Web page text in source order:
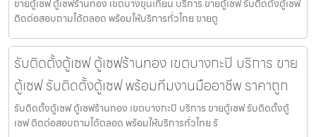
ขายตู้เซฟ ตู้เซฟร้านทอง เขตบางขุนเทียน บริการ ขายตู้เซฟ รับติดตั้งตู้เซฟ
ติดต่อสอบถามได้ตลอด พร้อมให้บริการทั่วไทย ขายตู
รับติดตั้งตู้เซฟ ตู้เซฟร้านทอง เขตบางกะปิ บริการ ขาย
ตู้เซฟ รับติดตั้งตู้เซฟ พร้อมทีมงานมืออาชีพ ราคาถูก
รับติดตั้งตู้เซฟ ตู้เซฟร้านทอง เขตบางกะปิ บริการ ขายตู้เซฟ รับติดตั้งตู้
เซฟ ติดต่อสอบถามได้ตลอด พร้อมให้บริการทั่วไทย รั